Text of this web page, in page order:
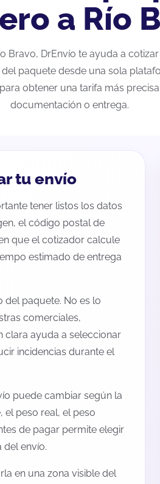
a Río
Bravo, DrEnvío te ayuda a
paquete desde una sola
obtener una tarifa más
documentación o entrega.
tu envío
tener listos los datos
el código postal de
que el cotizador calcule
estimado de entrega
del paquete. No es lo
comerciales,
clara ayuda a seleccionar
incidencias durante el
puede cambiar según la
el peso real, el peso
de pagar permite elegir
del envío.
en una zona visible del